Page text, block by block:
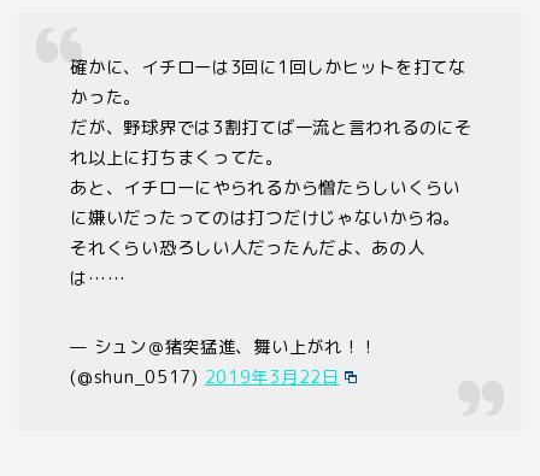
確かに、イチローは3回に1回しかヒットを打てな
かった。
だが、野球界では3割打てば一流と言われるのにそ
れ以上に打ちまくってた。
あと、イチローにやられるから憎たらしいくらい
に嫌いだったってのは打つだけじゃないからね。
それくらい恐ろしい人だったんだよ、あの人
は……
— シュン＠猪突猛進、舞い上がれ！！
(@shun_0517) 2019年3月22日